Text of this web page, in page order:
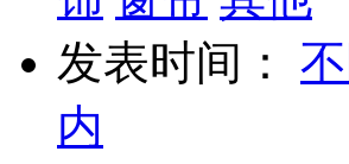
发表时间：
内